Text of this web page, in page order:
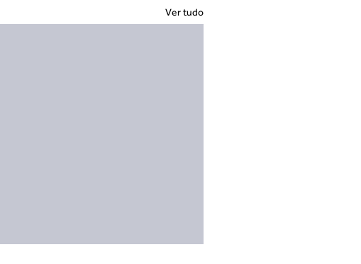
Ver tudo